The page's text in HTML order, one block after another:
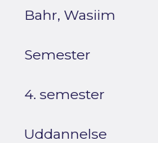
Bahr, Wasiim
Semester
4. semester
Uddannelse